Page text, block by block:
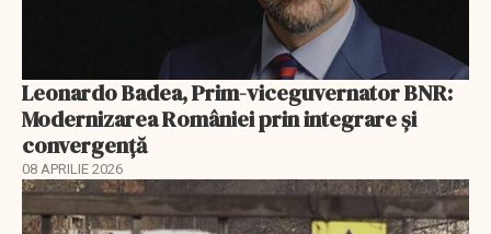
Leonardo Badea, Prim-viceguvernator BNR:
Modernizarea României prin integrare și
convergență
08 APRILIE 2026